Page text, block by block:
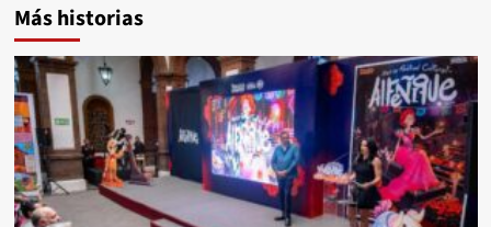
Más historias